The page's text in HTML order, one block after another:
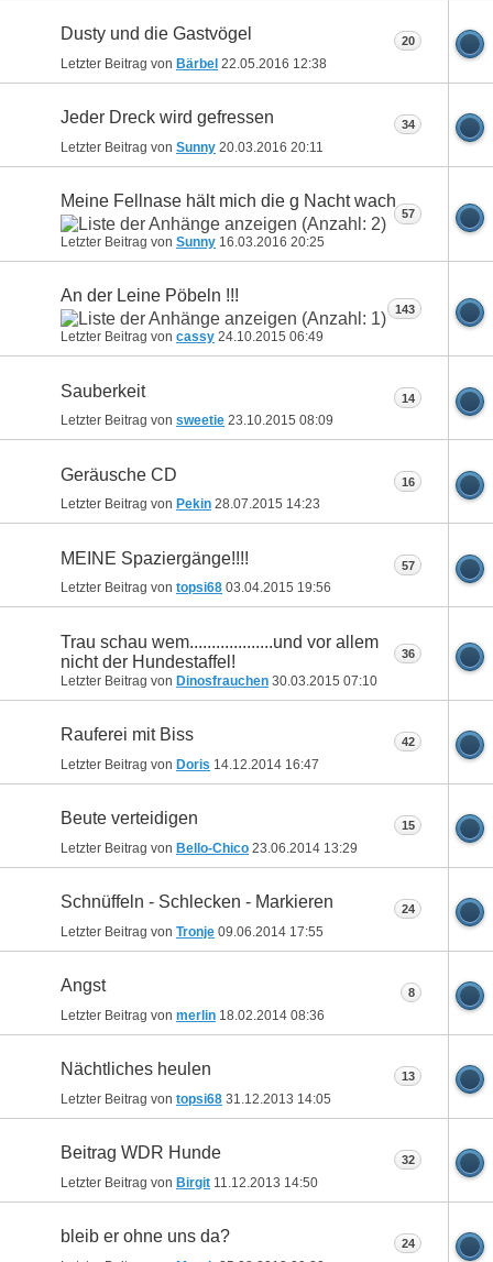
Dusty und die Gastvögel
Letzter Beitrag von Bärbel 22.05.2016 12:38
20
Jeder Dreck wird gefressen
Letzter Beitrag von Sunny 20.03.2016 20:11
34
Meine Fellnase hält mich die g Nacht wach
Letzter Beitrag von Sunny 16.03.2016 20:25
57
An der Leine Pöbeln !!!
Letzter Beitrag von cassy 24.10.2015 06:49
143
Sauberkeit
Letzter Beitrag von sweetie 23.10.2015 08:09
14
Geräusche CD
Letzter Beitrag von Pekin 28.07.2015 14:23
16
MEINE Spaziergänge!!!!
Letzter Beitrag von topsi68 03.04.2015 19:56
57
Trau schau wem...................und vor allem
nicht der Hundestaffel!
Letzter Beitrag von Dinosfrauchen 30.03.2015 07:10
36
Rauferei mit Biss
Letzter Beitrag von Doris 14.12.2014 16:47
42
Beute verteidigen
Letzter Beitrag von Bello-Chico 23.06.2014 13:29
15
Schnüffeln - Schlecken - Markieren
Letzter Beitrag von Tronje 09.06.2014 17:55
24
Angst
Letzter Beitrag von merlin 18.02.2014 08:36
8
Nächtliches heulen
Letzter Beitrag von topsi68 31.12.2013 14:05
13
Beitrag WDR Hunde
Letzter Beitrag von Birgit 11.12.2013 14:50
32
bleib er ohne uns da? 24